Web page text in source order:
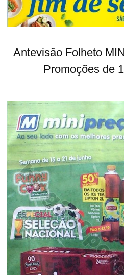
Antevisão Folheto
Promoções de